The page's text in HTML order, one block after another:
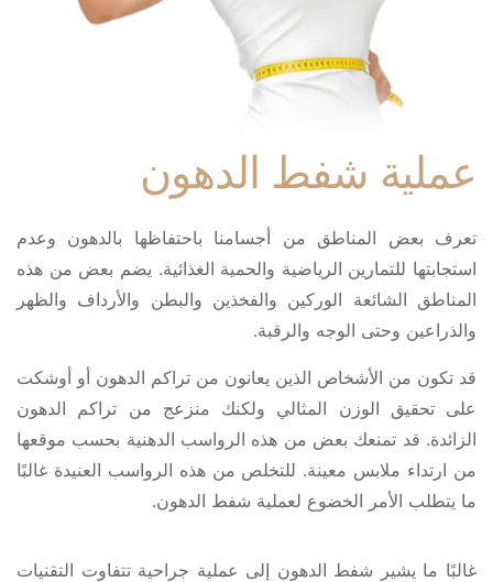
عملية شفط الدهون
تعرف بعض المناطق من أجسامنا باحتفاظها بالدهون وعدم
استجابتها للتمارين الرياضية والحمية الغذائية. يضم بعض من هذه
المناطق الشائعة الوركين والفخذين والبطن والأرداف والظهر
والذراعين وحتى الوجه والرقبة.
قد تكون من الأشخاص الذين يعانون من تراكم الدهون أو أوشكت
على تحقيق الوزن المثالي ولكنك منزعج من تراكم الدهون
الزائدة. قد تمنعك بعض من هذه الرواسب الدهنية بحسب موقعها
من ارتداء ملابس معينة. للتخلص من هذه الرواسب العنيدة غالبًا
ما يتطلب الأمر الخضوع لعملية شفط الدهون.
غالبًا ما يشير شفط الدهون إلى عملية جراحية تتفاوت التقنيات